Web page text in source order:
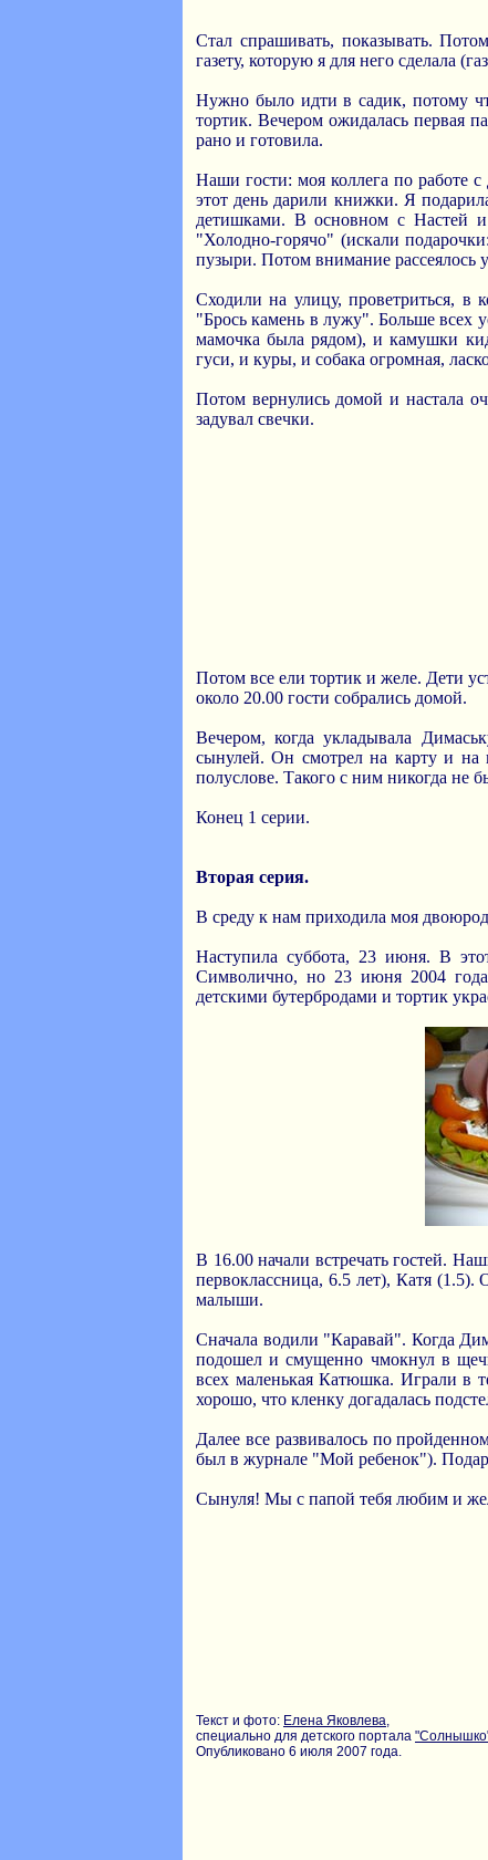
Стал спрашивать, показывать.
газету, которую я для него сделала
Нужно было идти в садик, потому
тортик. Вечером ожидалась первая
рано и готовила.
Наши гости: моя коллега по работе
этот день дарили книжки. Я
детишками. В основном с Настей
"Холодно-горячо" (искали
пузыри. Потом внимание
Сходили на улицу, проветриться, в
"Брось камень в лужу". Больше всех
мамочка была рядом), и камушки
гуси, и куры, и собака огромная,
Потом вернулись домой и настала
задувал свечки.
Потом все ели тортик и желе. Дети
около 20.00 гости собрались домой.
Вечером, когда укладывала
сынулей. Он смотрел на карту и на
полуслове. Такого с ним никогда не
Конец 1 серии.
Вторая серия.
В среду к нам приходила моя
Наступила суббота, 23 июня. В
Символично, но 23 июня 2004
детскими бутербродами и тортик
В 16.00 начали встречать гостей.
первоклассница, 6.5 лет), Катя
малыши.
Сначала водили "Каравай". Когда
подошел и смущенно чмокнул в
всех маленькая Катюшка. Играли в
хорошо, что кленку догадалась
Далее все развивалось по
был в журнале "Мой ребенок").
Сынуля! Мы с папой тебя любим и
Текст и фото: Елена Яковлева,
специально для детского портала
Опубликовано 6 июля 2007 года.